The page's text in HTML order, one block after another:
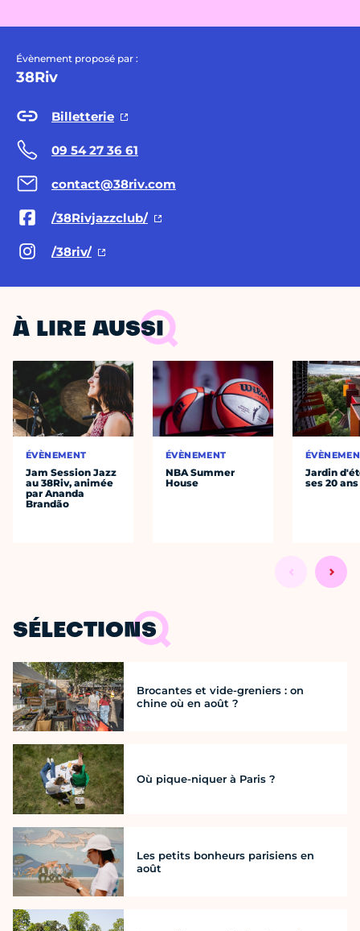
Évènement proposé par :
38Riv
Billetterie
09 54 27 36 61
contact@38riv.com
/38Rivjazzclub/
/38riv/
À LIRE AUSSI
ÉVÈNEMENT
Jam Session Jazz
au 38Riv, animée
par Ananda
Brandão
ÉVÈNEMENT
NBA Summer
House
Jardin
ses 20 ans
SÉLECTIONS
Brocantes et vide-greniers : on
chine où en août ?
Où pique-niquer à Paris ?
Les petits bonheurs parisiens en
août